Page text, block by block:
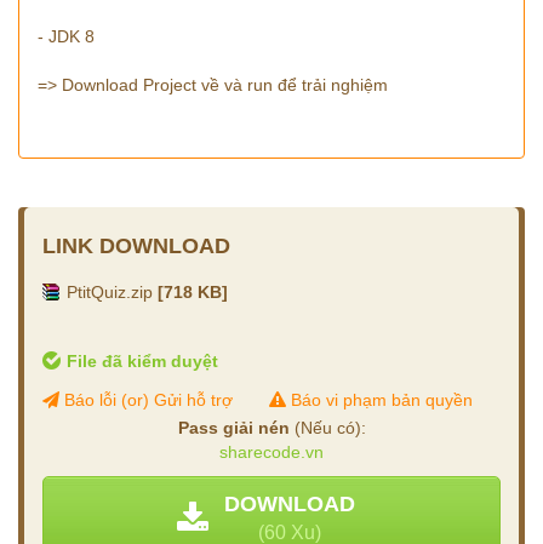
- JDK 8
=> Download Project về và run để trải nghiệm
LINK DOWNLOAD
PtitQuiz.zip [718 KB]
File đã kiểm duyệt
Báo lỗi (or) Gửi hỗ trợ
Báo vi phạm bản quyền
Pass giải nén (Nếu có):
sharecode.vn
DOWNLOAD
(60 Xu)